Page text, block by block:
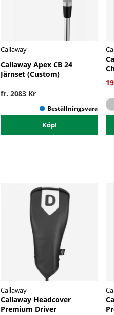
Callaway
Callaway Apex CB 24
Järnset (Custom)
fr. 2083 Kr
Köp!
Callaway
Callaway Headcover
Premium Driver